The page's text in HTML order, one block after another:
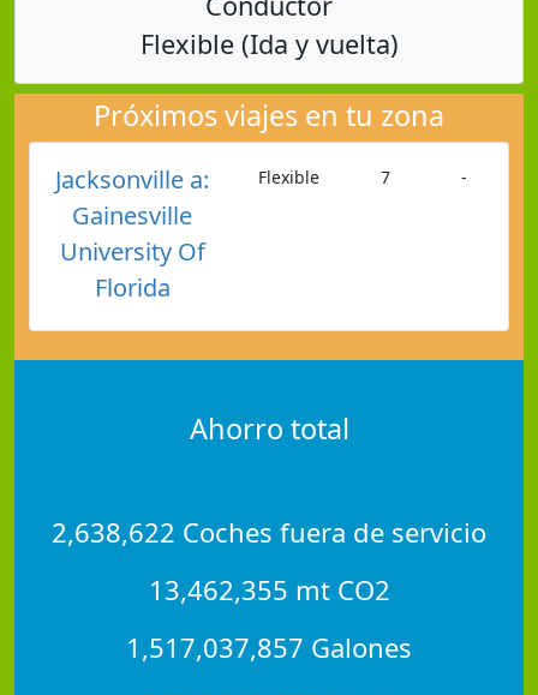
Flexible (Ida y vuelta)
Próximos viajes en tu zona
Jacksonville a:
Gainesville
University Of
Florida
Flexible 7 -
Ahorro total
2,638,622 Coches fuera de servicio
13,462,355 mt CO2
1,517,037,857 Galones